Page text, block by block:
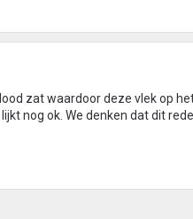
zat waardoor deze vlek op
nog ok. We denken dat dit